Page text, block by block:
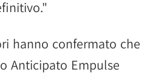
hanno confermato che
Anticipato Empulse